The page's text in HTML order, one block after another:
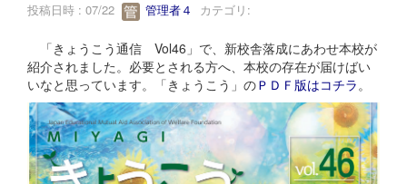
投稿日時 : 07/22 管理者４ カテゴリ:
「きょうこう通信 Vol46」で、新校舎落成にあわせ本校が
紹介されました。必要とされる方へ、本校の存在が届けばい
いなと思っています。「きょうこう」のＰＤＦ版はコチラ 。